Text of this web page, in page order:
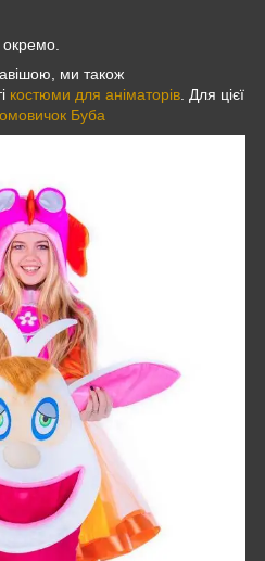
ми також
костюми для аніматорів . Для цієї
Буба